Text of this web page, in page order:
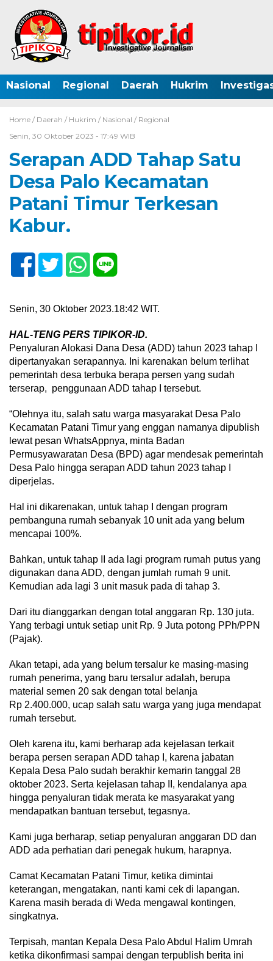
Nasional Regional Daerah Hukrim
Home / Daerah / Hukrim / Nasional / Regional
Senin, 30 Oktober 2023 - 17:49 WIB
Serapan ADD Tahap Satu
Desa Palo Kecamatan
Patani Timur Terkesan
Kabur.
Senin, 30 Oktober 2023.18:42 WIT.
HAL-TENG PERS TIPIKOR-ID.
Penyaluran Alokasi Dana Desa (ADD) tahun 2023 tahap I
dipertanyakan serapannya. Ini karenakan belum terlihat
pemerintah desa terbuka berapa persen yang sudah
terserap, penggunaan ADD tahap I tersebut.
“Olehnya itu, salah satu warga masyarakat Desa Palo
Kecamatan Patani Timur yang enggan namanya dipublish
lewat pesan WhatsAppnya, minta Badan
Permusyawaratan Desa (BPD) agar mendesak pemerintah
Desa Palo hingga serapan ADD tahun 2023 tahap I
diperjelas.
Hal ini dikarenakan, untuk tahap I dengan program
pembanguna rumah sebanyak 10 unit ada yang belum
mencapai 100%.
Bahkan, untuk tahap II ada lagi program rumah putus yang
digunakan dana ADD, dengan jumlah rumah 9 unit.
Kemudian ada lagi 3 unit masuk pada di tahap 3.
Dari itu dianggarkan dengan total anggaran Rp. 130 juta.
Yang terbagi untuk setiap unit Rp. 9 Juta potong PPh/PPN
(Pajak).
Akan tetapi, ada yang belum tersalur ke masing-masing
rumah penerima, yang baru tersalur adalah, berupa
material semen 20 sak dengan total belanja
Rp 2.400.000, ucap salah satu warga yang juga mendapat
rumah tersebut.
Oleh karena itu, kami berharap ada kejelasan terkait
berapa persen serapan ADD tahap I, karena jabatan
Kepala Desa Palo sudah berakhir kemarin tanggal 28
oktober 2023. Serta kejelasan tahap II, kendalanya apa
hingga penyaluran tidak merata ke masyarakat yang
mendapatkan bantuan tersebut, tegasnya.
Kami juga berharap, setiap penyaluran anggaran DD dan
ADD ada perhatian dari penegak hukum, harapnya.
Camat Kecamatan Patani Timur, ketika dimintai
keterangan, mengatakan, nanti kami cek di lapangan.
Karena masih berada di Weda mengawal kontingen,
singkatnya.
Terpisah, mantan Kepala Desa Palo Abdul Halim Umrah
ketika dikonfirmasi sampai dengan terpublish berita ini